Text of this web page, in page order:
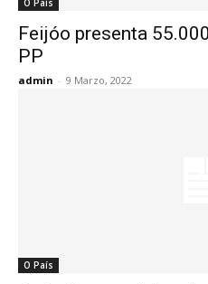
O País
Feijóo presenta
PP
admin - 9 Marzo, 2022
O País